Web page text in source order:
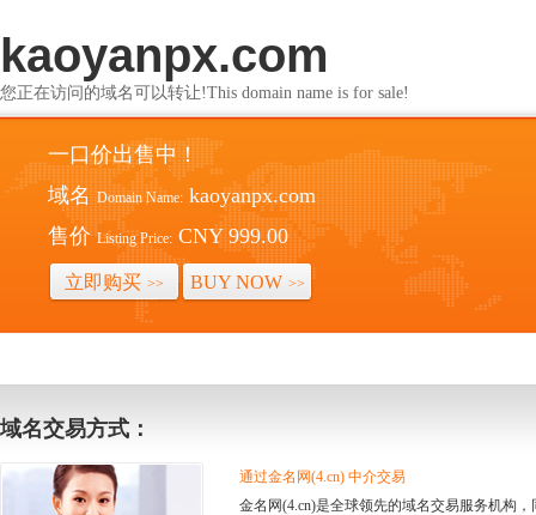
kaoyanpx.com
您正在访问的域名可以转让!This domain name is for sale!
一口价出售中！
域名 Domain Name: kaoyanpx.com
售价 Listing Price: CNY 999.00
立即购买 >> BUY NOW >>
域名交易方式：
通过金名网(4.cn) 中介交易
金名网(4.cn)是全球领先的域名交易服务机构